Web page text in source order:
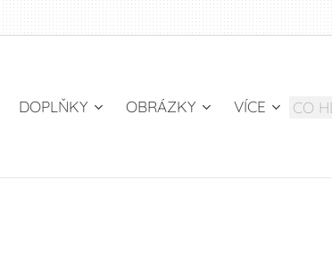
DOPLŇKY OBRÁZKY VÍCE